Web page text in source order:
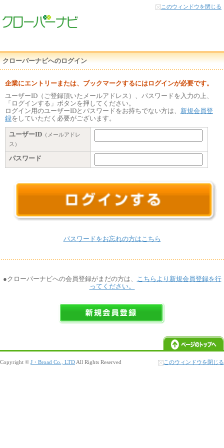
へ
このウィンドウを閉じる
クローバーナビへのログイン
企業にエントリーまたは、ブックマークするにはログインが必要です。
ユーザーID（ご登録頂いたメールアドレス）、パスワードを入力の上、
「ログインする」ボタンを押してください。
ログイン用のユーザーIDとパスワードをお持ちでない方は、 新規会員登
録をしていただく必要がございます。
ユーザーID （メールアドレ
ス）
パスワード
パスワードをお忘れの方はこちら
●クローバーナビへの会員登録がまだの方は、 こちらより新規会員登録を行
ってください。
Copyright © J・Broad Co., LTD All Rights Reserved このウィンドウを閉じる